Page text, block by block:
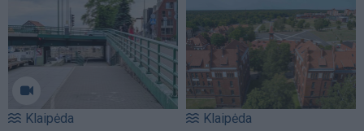
Klaipėda Klaipėda